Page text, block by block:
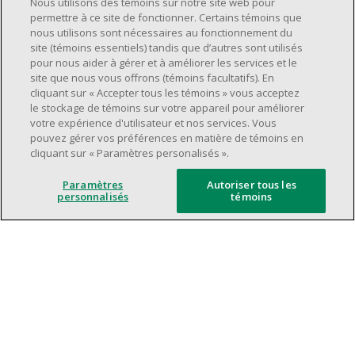
supervision.
Avoir une grande disponibilité (quarts de
travail le jour, le soir, la fin de semaine).
Être capable d'organiser efficacement son
temps et de gérer ses priorités.
Excellentes compétences en matière de
communication et de relations
interpersonnelles.
Avoir du leadership et un bon esprit
d'équipe.
Capacité à effectuer plusieurs tâches à la
permettre à ce site de fonctionner. Certains témoins que
nous utilisons sont nécessaires au fonctionnement du
site (témoins essentiels) tandis que d’autres sont utilisés
pour nous aider à gérer et à améliorer les services et le
site que nous vous offrons (témoins facultatifs). En
cliquant sur « Accepter tous les témoins » vous acceptez
le stockage de témoins sur votre appareil pour améliorer
votre expérience d'utilisateur et nos services. Vous
pouvez gérer vos préférences en matière de témoins en
cliquant sur « Paramètres personalisés ».
Paramètres
personnalisés
Autoriser tous les
témoins